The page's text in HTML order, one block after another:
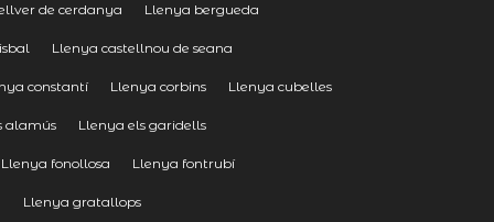
de cerdanya Llenya bergueda
Llenya castellnou de seana
constantí Llenya corbins Llenya cubelles
alamús Llenya els garidells
Llenya fonollosa Llenya fontrubí
Llenya gratallops